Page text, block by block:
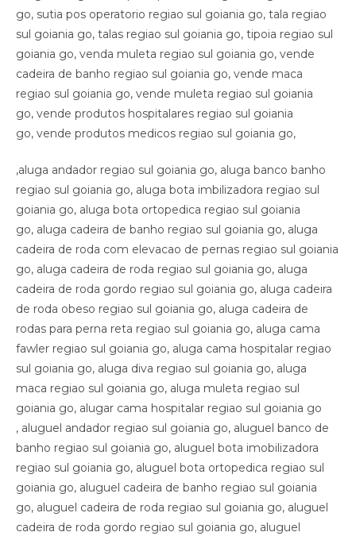
,aluga andador regiao sul goiania go, aluga banco banho
regiao sul goiania go, aluga bota imbilizadora regiao sul
goiania go, aluga bota ortopedica regiao sul goiania
go, aluga cadeira de banho regiao sul goiania go, aluga
cadeira de roda com elevacao de pernas regiao sul goiania
go, aluga cadeira de roda regiao sul goiania go, aluga
cadeira de roda gordo regiao sul goiania go, aluga cadeira
de roda obeso regiao sul goiania go, aluga cadeira de
rodas para perna reta regiao sul goiania go, aluga cama
fawler regiao sul goiania go, aluga cama hospitalar regiao
sul goiania go, aluga diva regiao sul goiania go, aluga
maca regiao sul goiania go, aluga muleta regiao sul
goiania go, alugar cama hospitalar regiao sul goiania go
, aluguel andador regiao sul goiania go, aluguel banco de
banho regiao sul goiania go, aluguel bota imobilizadora
regiao sul goiania go, aluguel bota ortopedica regiao sul
goiania go, aluguel cadeira de banho regiao sul goiania
go, aluguel cadeira de roda regiao sul goiania go, aluguel
cadeira de roda gordo regiao sul goiania go, aluguel